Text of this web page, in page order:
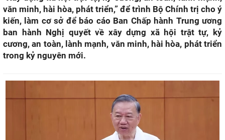
văn minh, hài hòa, phát triển,” để trình Bộ Chính trị cho ý
kiến, làm cơ sở để báo cáo Ban Chấp hành Trung ương
ban hành Nghị quyết về xây dựng xã hội trật tự, kỷ
cương, an toàn, lành mạnh, văn minh, hài hòa, phát triển
trong kỷ nguyên mới.